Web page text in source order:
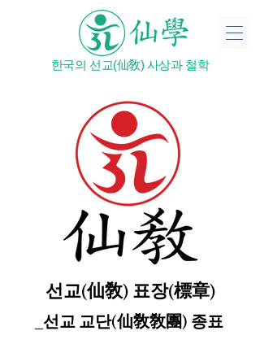
한국의 선교(仙敎) 사상과 철학
선교(仙敎) 표장(標章)
_선교 교단(仙敎敎團) 종표